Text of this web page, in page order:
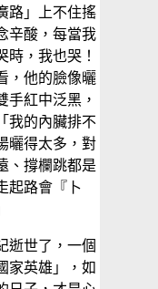
路」上不住搖
辛酸，每當我
時，我也哭！
，他的臉像曬
手紅中泛黑，
我的內臟排不
曬得太多，對
、撐欄跳都是
起路會『卜
逝世了，一個
家英雄」，如